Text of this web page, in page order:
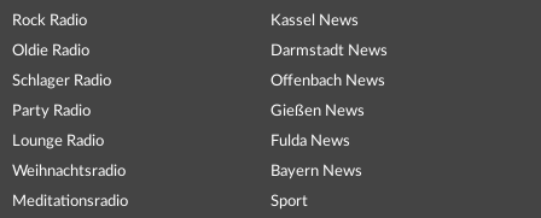
Rock Radio
Oldie Radio
Schlager Radio
Party Radio
Lounge Radio
Weihnachtsradio
Meditationsradio
Kassel News
Darmstadt News
Offenbach News
Gießen News
Fulda News
Bayern News
Sport